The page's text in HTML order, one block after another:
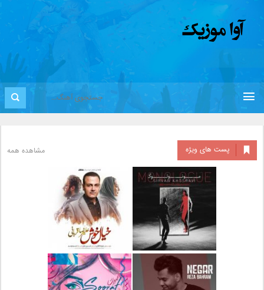
پست های ویژه مشاهده همه
دانلود آلبوم جدید سیروان
خسروی بنام مونولوگ
دانلود آهنگ جدید علیرضا
قربانی بنام خیال خوش